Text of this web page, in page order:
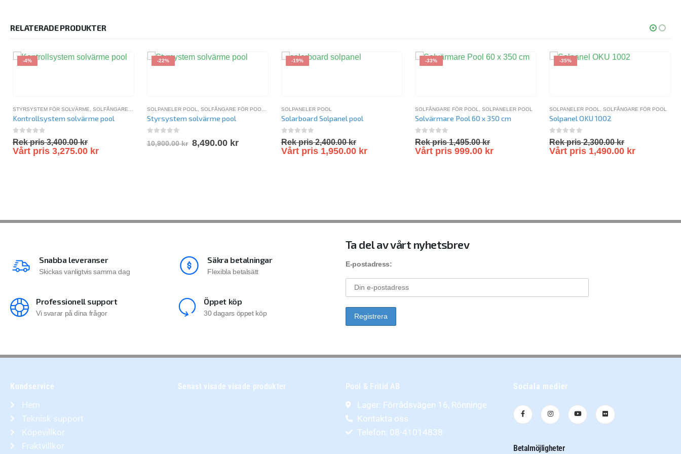
RELATERADE PRODUKTER
-4%
STYRSYSTEM FÖR SOLVÄRME SOLFÅNGARE FÖR POOL ,SOLPANELER POOL
Kontrollsystem solvärme pool
0out of 5
Rek pris3,400.00kr
Vårt pris 3,275.00 kr
-22%
SOLPANELER POOL SOLFÅNGARE FÖR POOL STYRSYSTEM FÖR SOLVÄRME
Styrsystem solvärme pool
10,900.00kr 8,490.00 kr
-19%
SOLPANELER POOL
Solarboard Solpanel pool
0out of 5
Rek pris2,400.00kr
Vårt pris 1,950.00 kr
-33%
SOLFÅNGARE FÖR POOL ,SOLPANELER POOL
Solvärmare Pool 60 x 350 cm
0out of 5
Rek pris1,495.00kr
Vårt pris999.00 kr
-35%
SOLPANELER POOL ,SOLFÅNGARE FÖR POOL
Solpanel OKU 1002
0out of 5
Rek pris2,300.00kr
Vårt pris 1,490.00 kr
Snabba leveranser
Skickas vanligtvis samma dag
Säkra betalningar
Flexibla betalsätt
Professionell support
Vi svarar på dina frågor
Öppet köp
30 dagars öppet köp
Ta del av vårt nyhetsbrev
E-postadress:
Kundservice
Hem
Teknisk support
Köpevillkor
Fraktvillkor
Senast visade visade produkter Pool & Fritid AB
Lager: Förrådsvägen 16, Rönninge
Kontakta oss
Telefon: 08-41014838
Sociala medier
Betalmöjligheter